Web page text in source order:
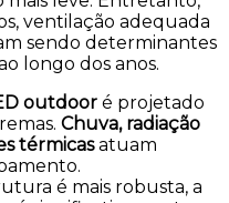
ventilação adequada
sendo determinantes
longo dos anos.
outdoor é projetado
Chuva, radiação
térmicasatuam
é mais robusta, a